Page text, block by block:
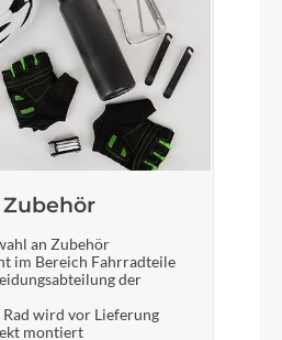
Nabe
C3000-1N Dynamo
Gewicht
11.9 kg
Lux LED mit Schalter
Zubehör
an Zubehör
im Bereich Fahrradteile
der
wird vor Lieferung
montiert